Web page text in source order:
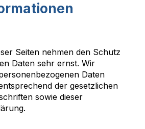
Seiten nehmen den Schutz
Daten sehr ernst. Wir
Daten
der gesetzlichen
sowie dieser